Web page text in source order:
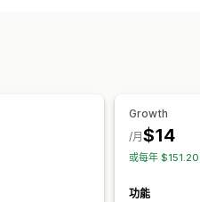
Growth
$14
/月
或每年
功能